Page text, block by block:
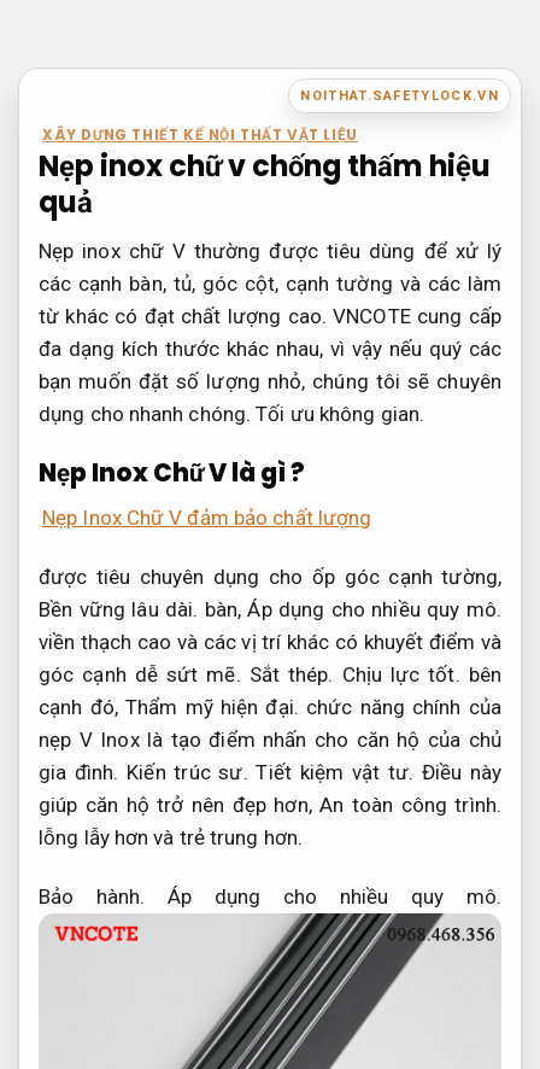
nội
NOITHAT.SAFETYLOCK.VN
XÂY DỰNG THIẾT KẾ NỘI THẤT VẬT LIỆU
Nẹp inox chữ v chống thấm hiệu
quả
Nẹp inox chữ V thường được tiêu dùng để xử lý
các cạnh bàn, tủ, góc cột, cạnh tường và các làm
từ khác có đạt chất lượng cao. VNCOTE cung cấp
đa dạng kích thước khác nhau, vì vậy nếu quý các
bạn muốn đặt số lượng nhỏ, chúng tôi sẽ chuyên
dụng cho nhanh chóng.Tối ưu không gian.
Nẹp Inox Chữ V là gì ?
Nẹp Inox Chữ V đảm bảo chất lượng
được tiêu chuyên dụng cho ốp góc cạnh tường,
Bền vững lâu dài. bàn,Áp dụng cho nhiều quy mô.
viền thạch cao và các vị trí khác có khuyết điểm và
góc cạnh dễ sứt mẽ. Sắt thép. Chịu lực tốt. bên
cạnh đó, Thẩm mỹ hiện đại. chức năng chính của
nẹp V Inox là tạo điểm nhấn cho căn hộ của chủ
gia đình. Kiến trúc sư. Tiết kiệm vật tư. Điều này
giúp căn hộ trở nên đẹp hơn,An toàn công trình.
lỗng lẫy hơn và trẻ trung hơn.
Bảo hành. Áp dụng cho nhiều quy mô.